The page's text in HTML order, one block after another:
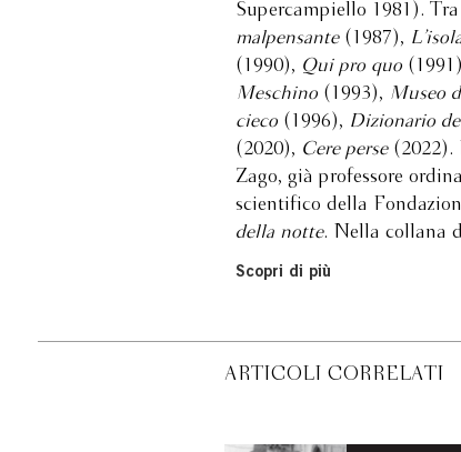
Supercampiello 1981).
malpensante (1987),
(1990), Qui pro quo
Meschino (1993), Museo
cieco (1996), Dizionario
(2020), Cere perse(2022).
Zago, già professore
scientifico della
della notte. Nella collana
Scopri di più
ARTICOLI CORRELATI